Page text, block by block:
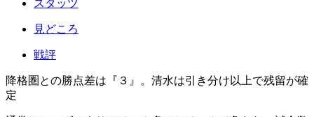
スタッツ
見どころ
戦評
降格圏との勝点差は『３』。清水は引き分け以上で残留が確
定